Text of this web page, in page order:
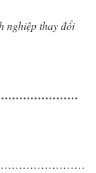
nghiệp thay đổi